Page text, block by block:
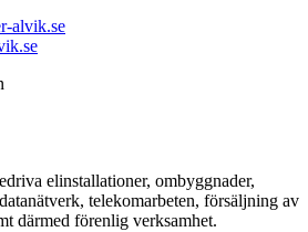
alvik.se
elinstallationer, ombyggnader,
telekomarbeten, försäljning av
därmed förenlig verksamhet.